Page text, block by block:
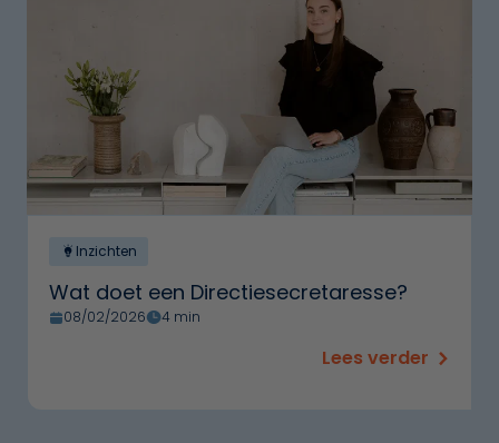
Inzichten
Wat doet een Directiesecretaresse?
08/02/2026 4 min
Lees verder